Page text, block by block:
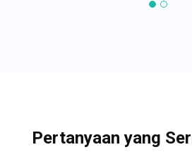
Pertanyaan yang